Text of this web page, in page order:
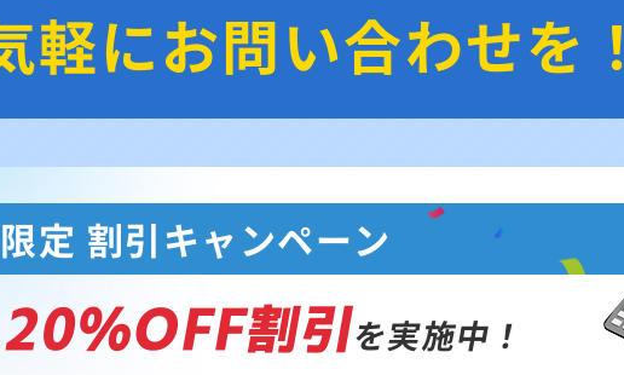
軽にお問い合わせを！
定 割引キャンペーン
20%OFF割引を実施中！